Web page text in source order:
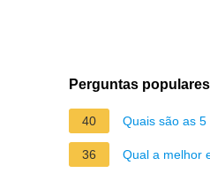
Perguntas populares
40 Quais são as
36 Qual a melhor